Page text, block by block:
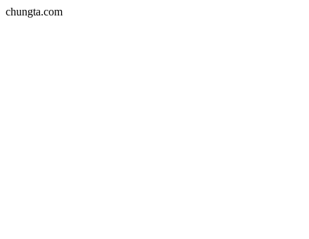
chungta.com